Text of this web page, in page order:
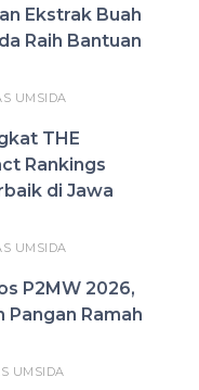
Ekstrak Buah
Raih Bantuan
UMSIDA
THE
Rankings
di Jawa
UMSIDA
P2MW 2026,
Pangan Ramah
UMSIDA